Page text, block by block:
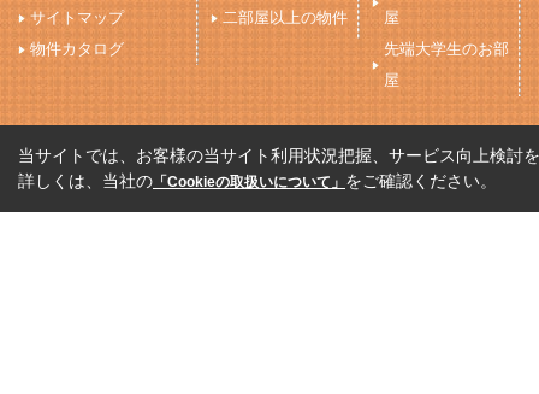
サイトマップ
物件カタログ
二部屋以上の物件
屋
先端大学生のお部
屋
当サイトでは、お客様の当サイト利用状況把握、サービス向上検討
詳しくは、当社の 「Cookieの取扱いについて」 をご確認ください。